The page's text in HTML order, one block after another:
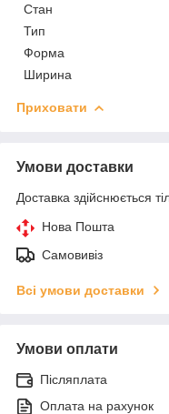
Стан
Тип
Форма
Ширина
Приховати
Умови доставки
Доставка здійснюється
Нова Пошта
Самовивіз
Всі умови доставки
Умови оплати
Післяплата
Оплата на рахунок